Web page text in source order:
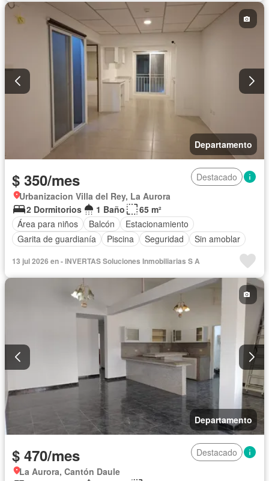
Departamento
$ 350/mes
Destacado
Urbanizacion Villa del Rey, La Aurora
2 Dormitorios
1 Baño
65 m²
Área para niños
Balcón
Estacionamiento
Garita de guardianía
Piscina Seguridad Sin amoblar
13 jul 2026 en - INVERTAS Soluciones Inmobiliarias S A
Departamento
$ 470/mes
Destacado
La Aurora, Cantón Daule